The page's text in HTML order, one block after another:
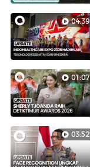
04:39
01:07
03:52